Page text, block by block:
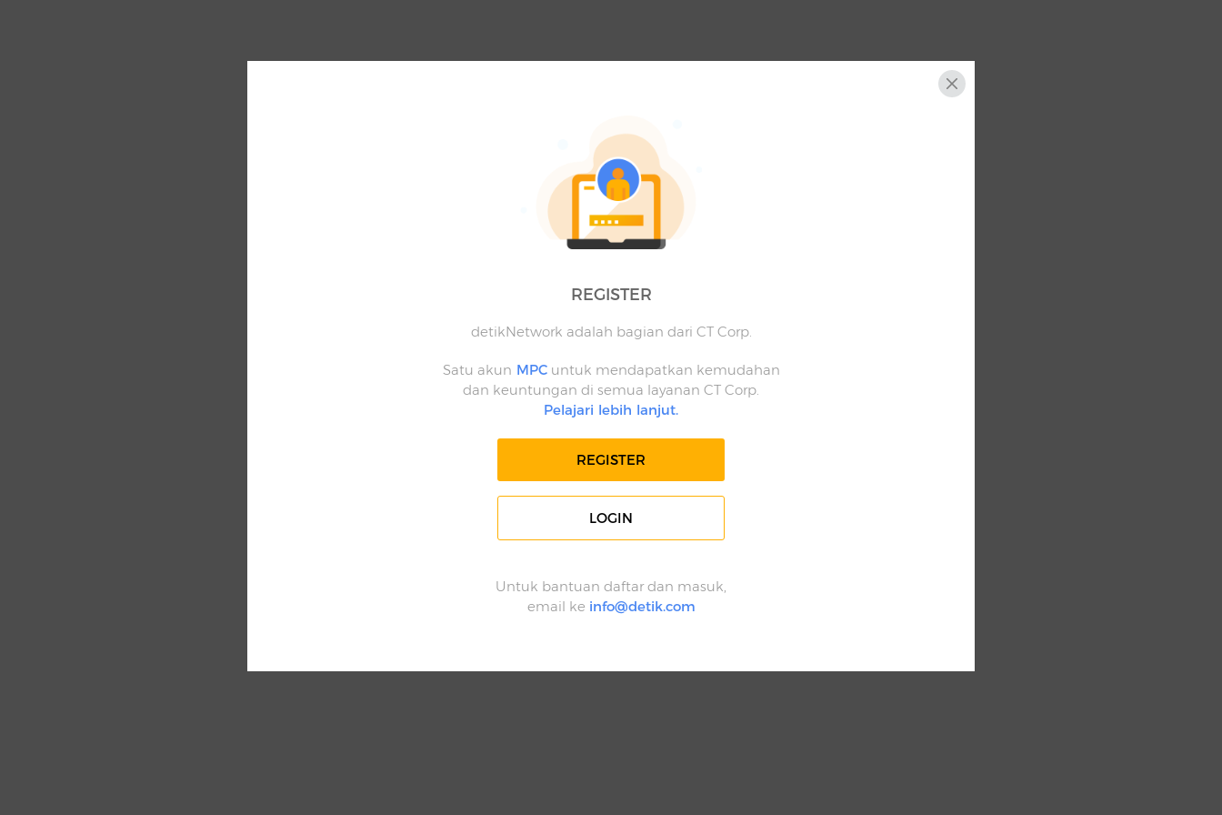
REGISTER
detikNetwork adalah bagian dari CT Corp.
Satu akun MPCuntuk mendapatkan kemudahan
dan keuntungan di semua layanan CT Corp.
Pelajari lebih lanjut.
REGISTER
LOGIN
Untuk bantuan daftar dan masuk,
email ke info@detik.com